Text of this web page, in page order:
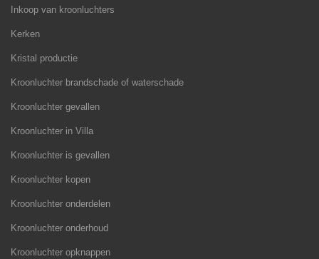
Inkoop van kroonluchters
Kerken
Kristal productie
Kroonluchter brandschade of waterschade
Kroonluchter gevallen
Kroonluchter in Villa
Kroonluchter is gevallen
Kroonluchter kopen
Kroonluchter onderdelen
Kroonluchter onderhoud
Kroonluchter opknappen